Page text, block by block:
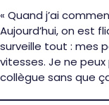
« Quand j’ai
Aujourd’hui, on est
surveille tout : mes
vitesses. Je ne
collègue sans que